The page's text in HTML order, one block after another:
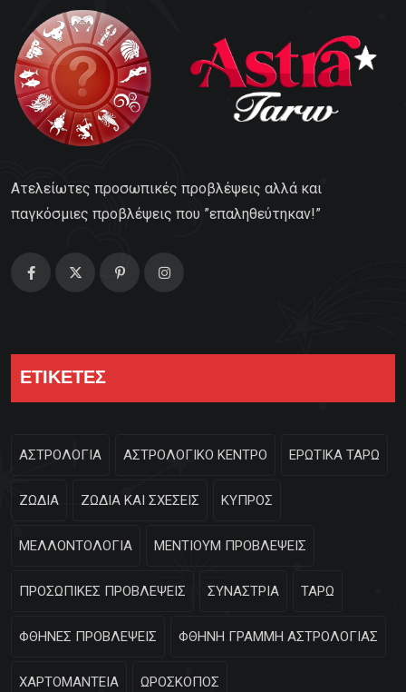
Ατελείωτες προσωπικές προβλέψεις αλλά και
παγκόσμιες προβλέψεις που ”επαληθεύτηκαν!”
ΕΤΙΚΕΤΕΣ
ΑΣΤΡΟΛΟΓΙΑ ΑΣΤΡΟΛΟΓΙΚΟ ΚΕΝΤΡΟ ΕΡΩΤΙΚΑ ΤΑΡΩ
ΖΩΔΙΑ ΖΩΔΙΑ ΚΑΙ ΣΧΕΣΕΙΣ ΚΥΠΡΟΣ
ΜΕΛΛΟΝΤΟΛΟΓΙΑ ΜΕΝΤΙΟΥΜ ΠΡΟΒΛΕΨΕΙΣ
ΠΡΟΣΩΠΙΚΕΣ ΠΡΟΒΛΕΨΕΙΣ ΣΥΝΑΣΤΡΙΑ ΤΑΡΩ
ΦΘΗΝΕΣ ΠΡΟΒΛΕΨΕΙΣ ΦΘΗΝΗ ΓΡΑΜΜΗ ΑΣΤΡΟΛΟΓΙΑΣ
ΧΑΡΤΟΜΑΝΤΕΙΑ ΩΡΟΣΚΟΠΟΣ